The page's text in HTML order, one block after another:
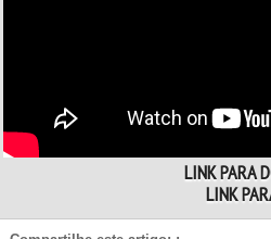
LINK PARA
LINK